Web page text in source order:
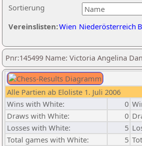
Sortierung
Vereinslisten:Wien Niederösterreich
Pnr:145499 Name: Victoria Angelina
Alle Partien ab Eloliste 1. Juli 2006
Wins with White:
0
Draws with White:
0
Losses with White:
5
Total games with White:
5